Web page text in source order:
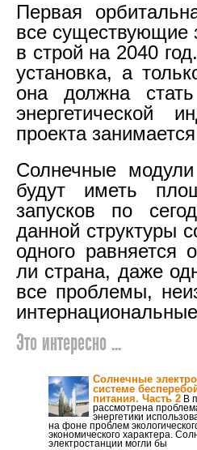
Первая
все существующие
в строй на 2040
установка, а
она должна
энергетической
проекта
Солнечные
будут иметь
запусков по
данной структуры
одного
ли страна, даже
все проблемы,
Это интересно ...
Солнечные
системе
питания. Часть 2 В
рассмотрена
энергетики
на фоне проблем
экономического характера.
электростанции могли бы